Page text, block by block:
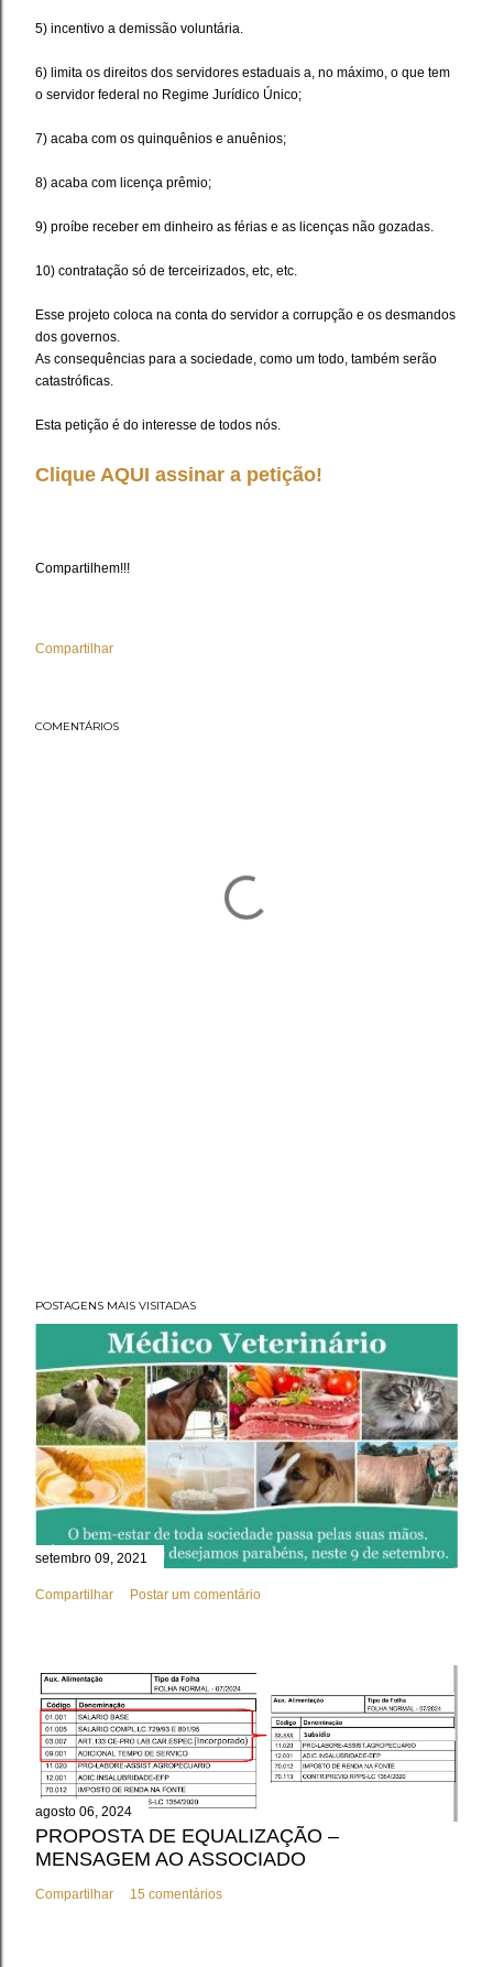
5) incentivo a demissão voluntária.
6) limita os direitos dos servidores estaduais a, no máximo, o que tem
o servidor federal no Regime Jurídico Único;
7) acaba com os quinquênios e anuênios;
8) acaba com licença prêmio;
9) proíbe receber em dinheiro as férias e as licenças não gozadas.
10) contratação só de terceirizados, etc, etc.
Esse projeto coloca na conta do servidor a corrupção e os desmandos
dos governos.
As consequências para a sociedade, como um todo, também serão
catastróficas.
Esta petição é do interesse de todos nós.
Clique AQUI assinar a petição!
Compartilhem!!!
Compartilhar
COMENTÁRIOS
POSTAGENS MAIS VISITADAS
setembro 09, 2021
Compartilhar Postar um comentário
agosto 06, 2024
PROPOSTA DE EQUALIZAÇÃO –
MENSAGEM AO ASSOCIADO
Compartilhar 15 comentários